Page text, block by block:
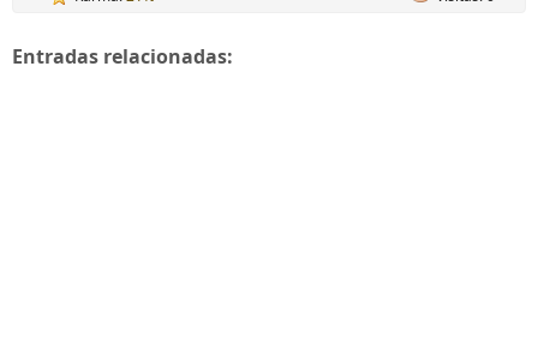
Entradas relacionadas: